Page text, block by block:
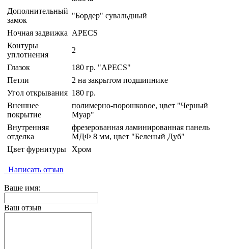
Дополнительный
замок
"Бордер" сувальдный
Ночная задвижка APECS
Контуры
уплотнения
2
Глазок
180 гр. "APECS"
Петли
2 на закрытом подшипнике
Угол открывания 180 гр.
Внешнее
покрытие
полимерно-порошковое, цвет "Черный
Муар"
Внутренняя
отделка
фрезерованная ламинированная панель
МДФ 8 мм, цвет "Беленый Дуб"
Цвет фурнитуры
Хром
Написать отзыв
Ваше имя:
Ваш отзыв